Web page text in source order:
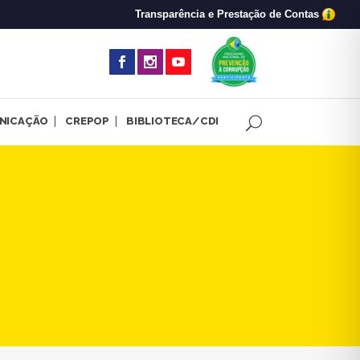
Transparência e Prestação de Contas
CREPOP BIBLIOTECA/CDI
e Questões